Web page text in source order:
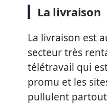
La livraison
La livraison est
secteur très
télétravail qui
promu et les
pullulent